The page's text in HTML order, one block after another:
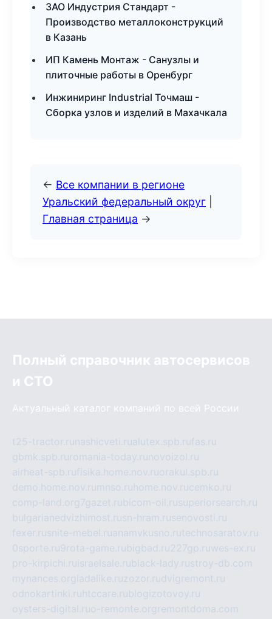
ЗАО Индустрия Стандарт -
Производство металлоконструкций
в Казань
ИП Камень Монтаж - Санузлы и
плиточные работы в Оренбург
Инжиниринг Industrial Точмаш -
Сборка узлов и изделий в Махачкала
← Все компании в регионе
Уральский федеральный округ
Главная страница →
Полный справочник автосервисов
и СТО
Актуальный каталог компаний по всей России
t25-tractor.ru nashicveti.rualutex.spb.rufas.ru
gbmk.spb.ru romania-today.ru novoizol.ru
airheat-spb.rufisika.home.nov.ruorakul.spb.ru
demo.home.nov.ru mnso.ru home.nov.rucemko.ru
comp-land.org 7gazet.rubicom-oil.rusuperiorsearch.ru
bulgarianedvizhimost.rusn-hram.rusenovosti.ru
fexer.rusnite-mebel.ruanamvkusno.rutechnosaratov.ru
0sporte.ru9rota-game.rubigbad.ru227gp.ruwes-ex.ru
pro-kirpichi.ru israelsale.rublack-lady.rustroy-db.com
mynances.org ladalike.ruzozor.rudvigremont.ru
odnokartinki.ru htccare.rublogizotovoy.ru
oysters-digital.ruo-remonte.org remontdoma.com